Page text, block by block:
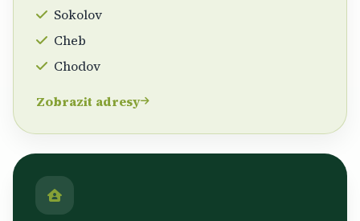
Sokolov
Cheb
Chodov
Zobrazit adresy